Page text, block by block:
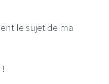
le sujet de ma